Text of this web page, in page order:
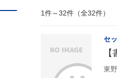
1件～32件（全32件）
セ
東